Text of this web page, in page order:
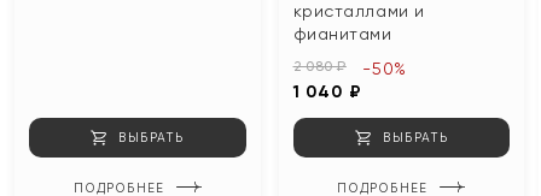
ВЫБРАТЬ
ПОДРОБНЕЕ
кристаллами и
фианитами
2 080 ₽
1 040 ₽
-50%
ВЫБРАТЬ
ПОДРОБНЕЕ